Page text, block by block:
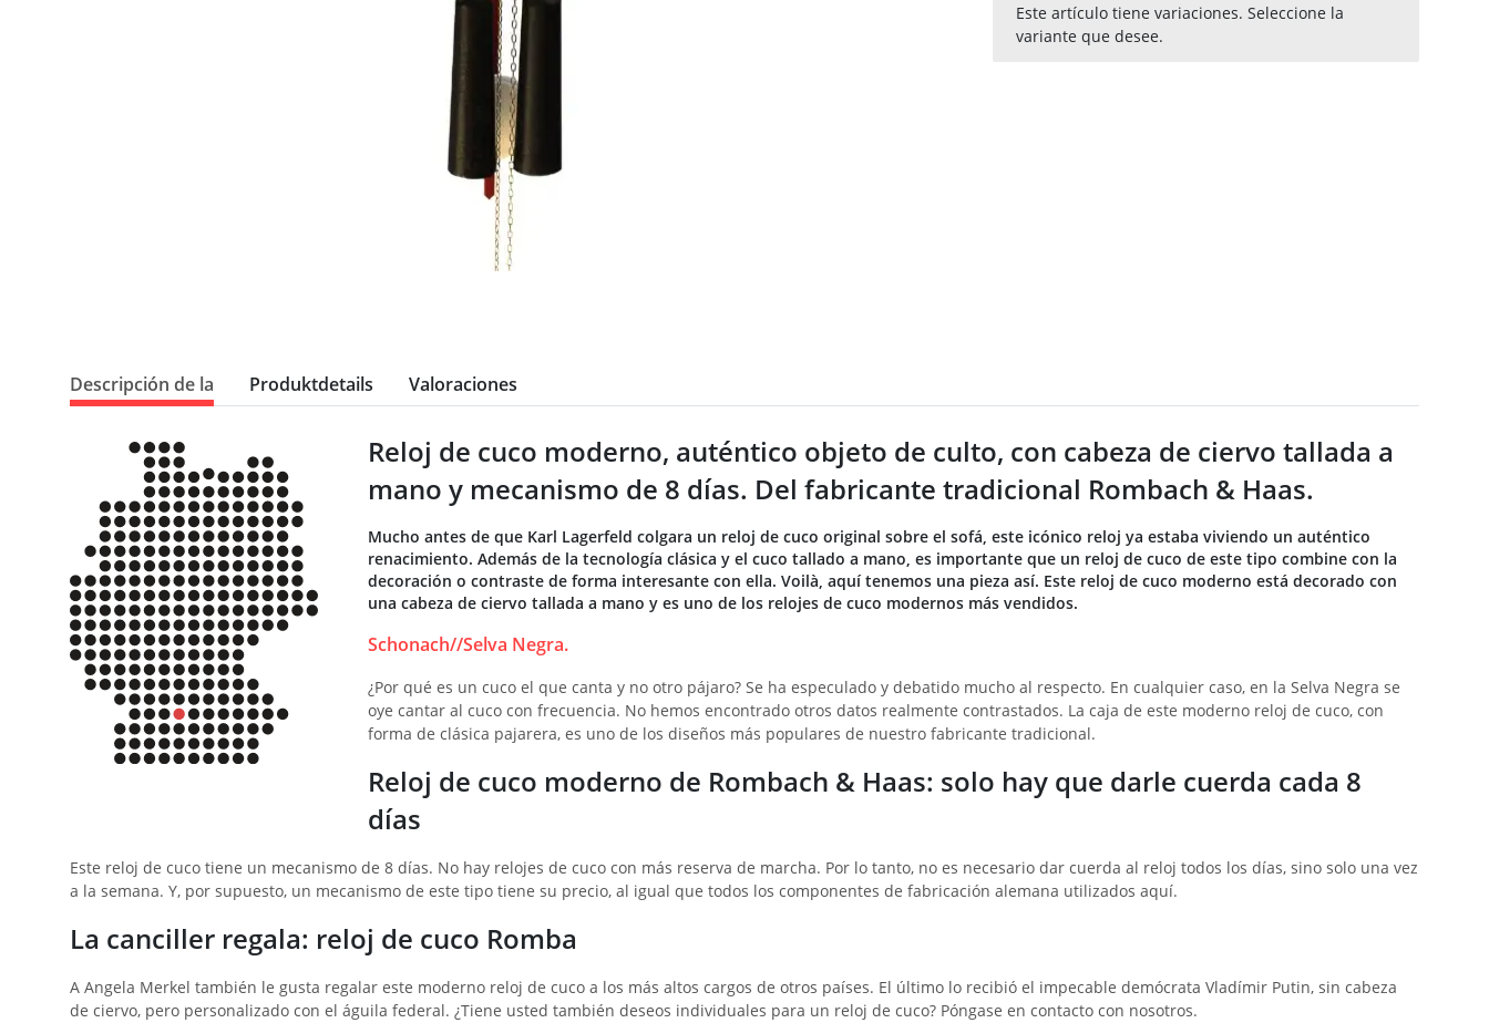
x
Este artículo tiene variaciones. Seleccione la
variante que desee.
Descripción de la Produktdetails Valoraciones
Reloj de cuco moderno, auténtico objeto de culto, con cabeza de ciervo tallada a
mano y mecanismo de 8 días. Del fabricante tradicional Rombach & Haas.
Mucho antes de que Karl Lagerfeld colgara un reloj de cuco original sobre el sofá, este icónico reloj ya estaba viviendo un auténtico
renacimiento. Además de la tecnología clásica y el cuco tallado a mano, es importante que un reloj de cuco de este tipo combine con la
decoración o contraste de forma interesante con ella. Voilà, aquí tenemos una pieza así. Este reloj de cuco moderno está decorado con
una cabeza de ciervo tallada a mano y es uno de los relojes de cuco modernos más vendidos.
Schonach//Selva Negra.
¿Por qué es un cuco el que canta y no otro pájaro? Se ha especulado y debatido mucho al respecto. En cualquier caso, en la Selva Negra se
oye cantar al cuco con frecuencia. No hemos encontrado otros datos realmente contrastados. La caja de este moderno reloj de cuco, con
forma de clásica pajarera, es uno de los diseños más populares de nuestro fabricante tradicional.
Reloj de cuco moderno de Rombach & Haas: solo hay que darle cuerda cada 8
días
Este reloj de cuco tiene un mecanismo de 8 días. No hay relojes de cuco con más reserva de marcha. Por lo tanto, no es necesario dar cuerda al reloj todos los días, sino solo una vez
a la semana. Y, por supuesto, un mecanismo de este tipo tiene su precio, al igual que todos los componentes de fabricación alemana utilizados aquí.
La canciller regala: reloj de cuco Romba
A Angela Merkel también le gusta regalar este moderno reloj de cuco a los más altos cargos de otros países. El último lo recibió el impecable demócrata Vladímir Putin, sin cabeza
de ciervo, pero personalizado con el águila federal. ¿Tiene usted también deseos individuales para un reloj de cuco? Póngase en contacto con nosotros.